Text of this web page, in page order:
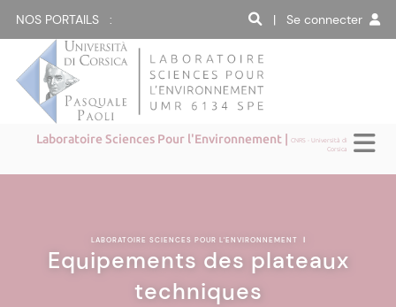
NOS PORTAILS : | Se connecter
Laboratoire Sciences Pour l'Environnement |CNRS - Università di
Corsica
LABORATOIRE SCIENCES POUR L'ENVIRONNEMENT |
Equipements des plateaux
techniques